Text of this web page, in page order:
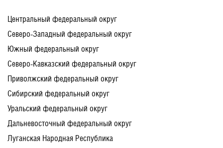
Центральный федеральный округ
Северо-Западный федеральный округ
Южный федеральный округ
Северо-Кавказский федеральный округ
Приволжский федеральный округ
Сибирский федеральный округ
Уральский федеральный округ
Дальневосточный федеральный округ
Луганская Народная Республика